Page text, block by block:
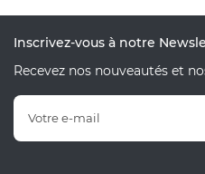
Inscrivez-vous à notre
Recevez nos nouveautés et